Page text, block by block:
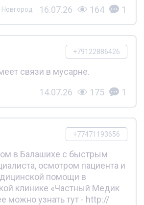
16.07.26 164 1
+79122886426
связи в мусарне.
14.07.26 175 1
+77471193656
в Балашихе с быстрым
осмотром пациента и
помощи в
клинике «Частный Медик
можно узнать тут - http://